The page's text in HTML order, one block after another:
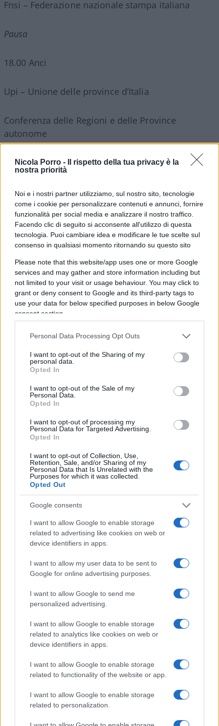
Nicola Porro -
Il rispetto della tua privacy è la
nostra priorità
Noi e i nostri partner utilizziamo, sul nostro sito, tecnologie
come i cookie per personalizzare contenuti e annunci, fornire
funzionalità per social media e analizzare il nostro traffico.
Facendo clic di seguito si acconsente all'utilizzo di questa
tecnologia. Puoi cambiare idea e modificare le tue scelte sul
consenso in qualsiasi momento ritornando su questo sito
Please note that this website/app uses one or more Google
services and may gather and store information including but
not limited to your visit or usage behaviour. You may click to
grant or deny consent to Google and its third-party tags to
use your data for below specified purposes in below Google
consent section.
Personal Data Processing Opt Outs
I want to opt-out of the Sharing of my
personal data.
Opted In
I want to opt-out of the Sale of my
Personal Data.
Opted In
I want to opt-out of processing my
Personal Data for Targeted Advertising.
Opted In
I want to opt-out of Collection, Use,
Retention, Sale, and/or Sharing of my
Personal Data that Is Unrelated with the
Purposes for which it was collected.
Opted Out
Google consents
I want to allow Google to enable storage
related to advertising like cookies on web or
device identifiers in apps.
I want to allow my user data to be sent to
Google for online advertising purposes.
I want to allow Google to send me
personalized advertising.
I want to allow Google to enable storage
related to analytics like cookies on web or
device identifiers in apps.
I want to allow Google to enable storage
related to functionality of the website or app.
I want to allow Google to enable storage
related to personalization.
Fnsi – Federazione nazionale stampa italiana
Pausa
18.00 Anci
Upi – Unione delle province d’Italia
Conferenza delle Regioni e delle Province
autonome
Martedì, 16 giugno 2020
09.00 Confcommercio
Confesercenti
Casartigiani
Confartigianato
della piccola e media impresa
12.30 Federdistribuzione
Federterziario
Cncc – Consiglio nazionale dei centri commerciali
Assoeventi
UeCoop – Unione europea delle cooperative
18.00 Abi – Associazione bancaria italiana
Ania – Associazione nazionale fra le imprese
assicuratrici
Assogestioni
Federcasse